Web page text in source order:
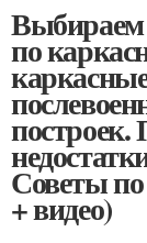
по
Советы
+ видео)